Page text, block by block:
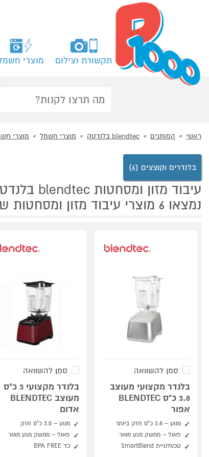
תקשורת וצילום מוצרי
ראשי המותגים blendtec בלנדטק מוצרי חשמל מוצרי
בלנדרים וקוצצים (6)
עיבוד מזון ומסחטות blendtec בלנדטק
נמצאו 6 מוצרי עיבוד מזון ומסחטות של מוצרי blendtec בלנדטק
סמן להשוואה
בלנדר מקצועי מעוצב
3.8 כ"ס BLENDTEC
אפור
מנוע – 3.8 כ"ס חזק ביותר
פאנל – ממשק מגע מואר
טכנולוגיית SmartBlend
סמן להשוואה
בלנדר מקצועי 3 כ"ס
מעוצב BLENDTEC
אדום
מנוע – 3.0 כ"ס חזק
פאנל – ממשק מגע מואר
כד BPA FREE